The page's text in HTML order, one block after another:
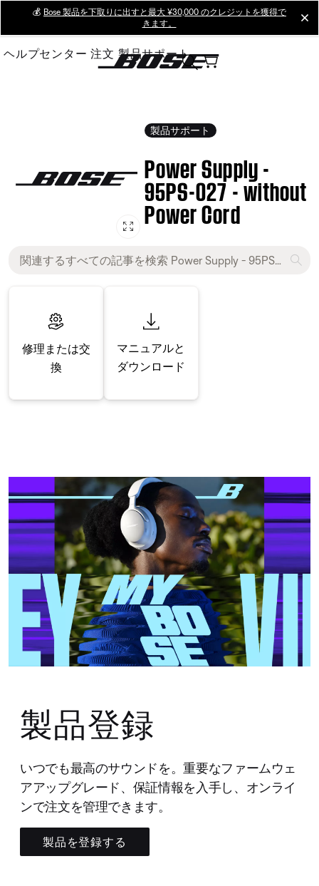
Main
💰 Bose 製品を下取りに出すと最大 ¥30,000 のクレジットを獲得で
きます。
ヘルプセンター 注文 製品サポート
製品サポート
Power Supply -
95PS-027 - without
Power Cord
修理または交
換
マニュアルと
ダウンロード
製品登録
いつでも最高のサウンドを。重要なファームウェ
アアップグレード、保証情報を入手し、オンライ
ンで注文を管理できます。
製品を登録する